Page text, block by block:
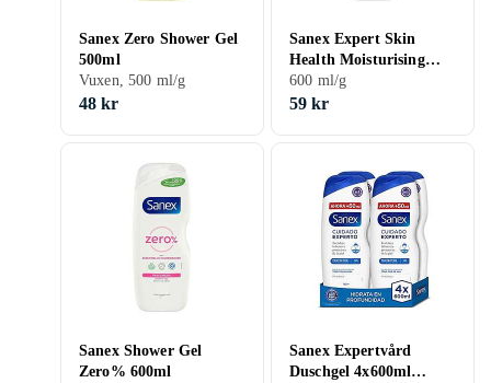
Sanex Zero Shower Gel
500ml
Vuxen, 500 ml/g
48 kr
Sanex Expert Skin
Health Moisturising
Shower Gel 600ml
600 ml/g
59 kr
Sanex Shower Gel
Zero% 600ml
Sanex Expertvård
Duschgel 4x600ml